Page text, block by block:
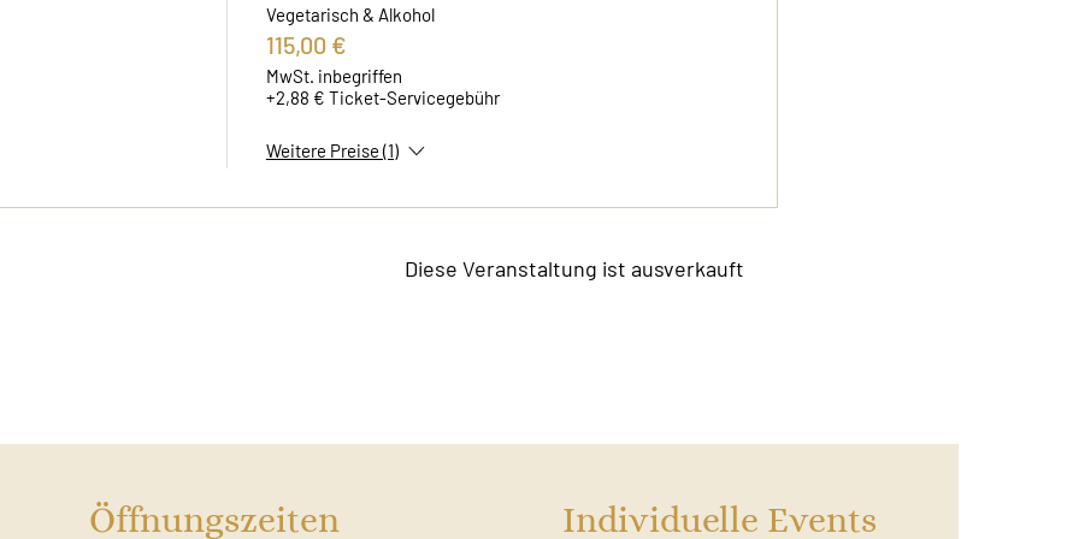
Vegetarisch & Alkohol
115,00 €
MwSt. inbegriffen
+2,88 € Ticket-Servicegebühr
Weitere Preise (1)
Diese Veranstaltung ist ausverkauft
Öffnungszeiten Individuelle Events